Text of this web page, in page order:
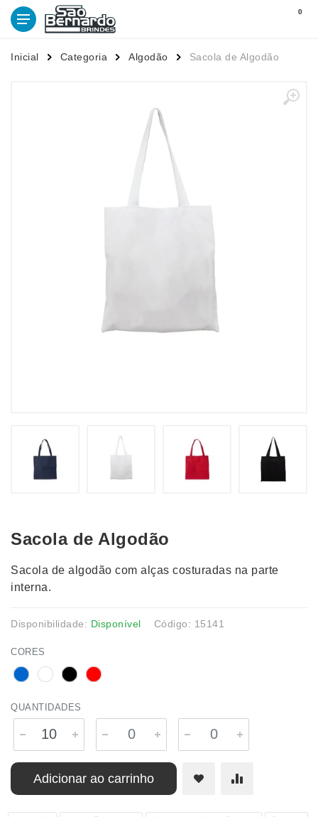
0
Inicial Categoria Algodão Sacola de Algodão
Sacola de Algodão
Sacola de algodão com alças costuradas na parte
interna.
Disponibilidade: Disponível Código: 15141
CORES
QUANTIDADES
Adicionar ao carrinho